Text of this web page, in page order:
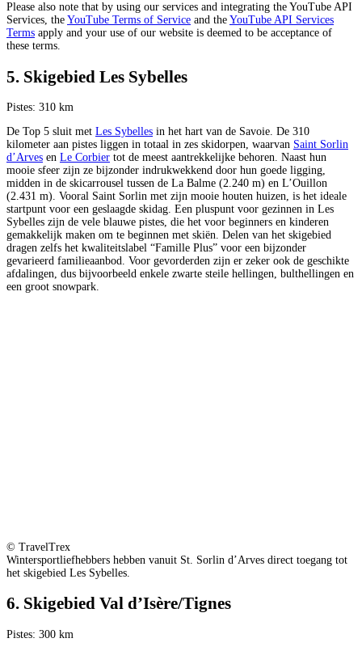
Please also note that by using our services and integrating the YouTube API
Services, the YouTube Terms of Service and the YouTube API Services
Terms apply and your use of our website is deemed to be acceptance of
these terms.
5. Skigebied Les Sybelles
Pistes: 310 km
De Top 5 sluit met Les Sybelles in het hart van de Savoie. De 310
kilometer aan pistes liggen in totaal in zes skidorpen, waarvan Saint Sorlin
d’Arves en Le Corbier tot de meest aantrekkelijke behoren. Naast hun
mooie sfeer zijn ze bijzonder indrukwekkend door hun goede ligging,
midden in de skicarrousel tussen de La Balme (2.240 m) en L’Ouillon
(2.431 m). Vooral Saint Sorlin met zijn mooie houten huizen, is het ideale
startpunt voor een geslaagde skidag. Een pluspunt voor gezinnen in Les
Sybelles zijn de vele blauwe pistes, die het voor beginners en kinderen
gemakkelijk maken om te beginnen met skiën. Delen van het skigebied
dragen zelfs het kwaliteitslabel “Famille Plus” voor een bijzonder
gevarieerd familieaanbod. Voor gevorderden zijn er zeker ook de geschikte
afdalingen, dus bijvoorbeeld enkele zwarte steile hellingen, bulthellingen en
een groot snowpark.
© TravelTrex
Wintersportliefhebbers hebben vanuit St. Sorlin d’Arves direct toegang tot
het skigebied Les Sybelles.
6. Skigebied Val d’Isère/Tignes
Pistes: 300 km